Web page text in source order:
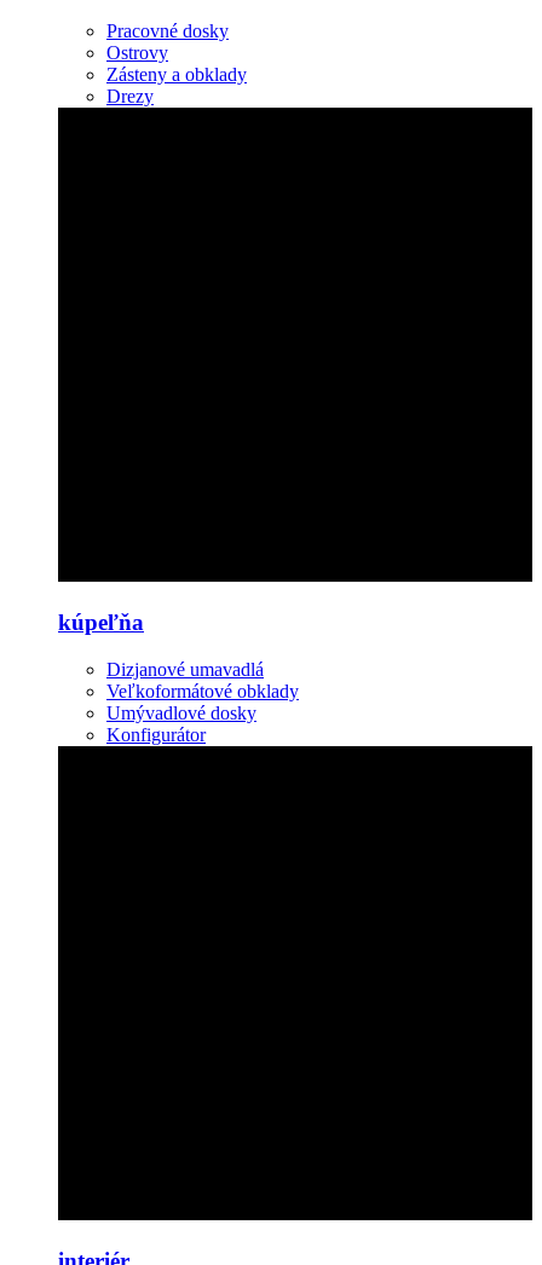
Pracovné dosky
Ostrovy
Zásteny a obklady
Drezy
kúpeľňa
Dizjanové umavadlá
Veľkoformátové obklady
Umývadlové dosky
Konfigurátor